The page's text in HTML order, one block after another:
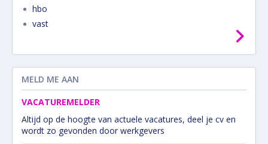
hbo
vast
MELD ME AAN
VACATUREMELDER
Altijd op de hoogte van actuele vacatures, deel je cv en
wordt zo gevonden door werkgevers